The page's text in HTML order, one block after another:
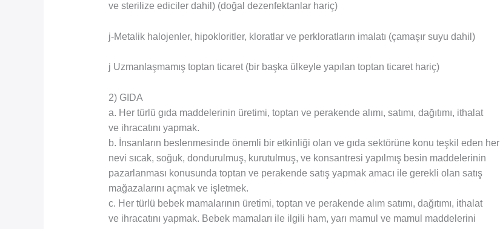
ve sterilize ediciler dahil) (doğal dezenfektanlar hariç)
j-Metalik halojenler, hipokloritler, kloratlar ve perkloratların imalatı (çamaşır suyu dahil)
j Uzmanlaşmamış toptan ticaret (bir başka ülkeyle yapılan toptan ticaret hariç)
2) GIDA
a. Her türlü gıda maddelerinin üretimi, toptan ve perakende alımı, satımı, dağıtımı, ithalat
ve ihracatını yapmak.
b. İnsanların beslenmesinde önemli bir etkinliği olan ve gıda sektörüne konu teşkil eden her
nevi sıcak, soğuk, dondurulmuş, kurutulmuş, ve konsantresi yapılmış besin maddelerinin
pazarlanması konusunda toptan ve perakende satış yapmak amacı ile gerekli olan satış
mağazalarını açmak ve işletmek.
c. Her türlü bebek mamalarının üretimi, toptan ve perakende alım satımı, dağıtımı, ithalat
ve ihracatını yapmak. Bebek mamaları ile ilgili ham, yarı mamul ve mamul maddelerini